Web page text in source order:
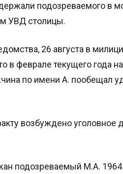
подозреваемого в
УВД столицы.
26 августа в
в феврале текущего года
по имени А. пообещал
возбуждено уголовное
подозреваемый М.А.